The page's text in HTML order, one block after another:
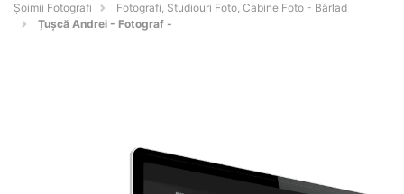
Șoimii Fotografi
Fotografi, Studiouri Foto, Cabine Foto - Bârlad
Țușcă Andrei - Fotograf -